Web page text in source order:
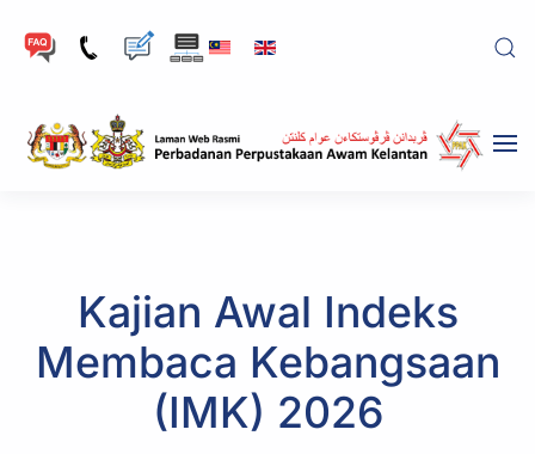
Skip to main content
Kajian Awal Indeks
Membaca Kebangsaan
(IMK) 2026